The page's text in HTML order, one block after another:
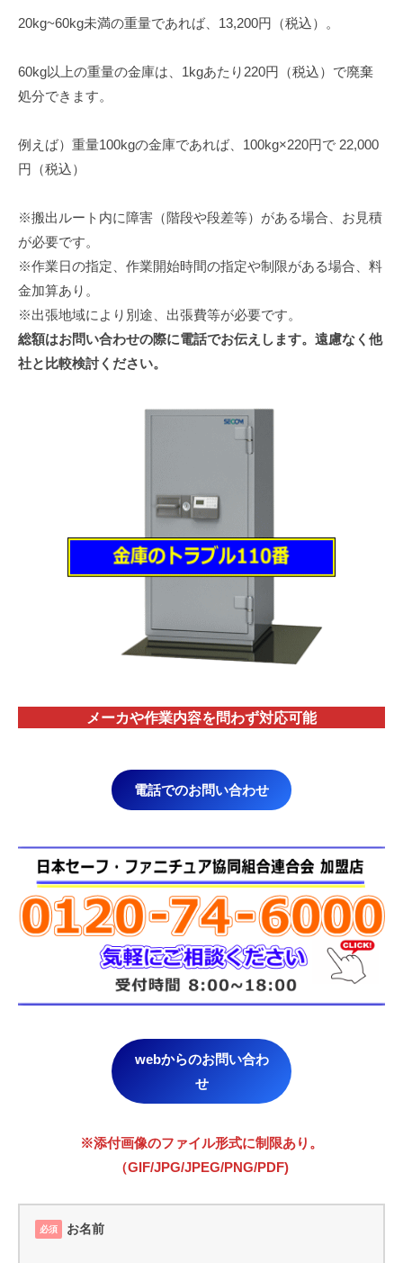
20kg~60kg未満の重量であれば、13,200円（税込）。
60kg以上の重量の金庫は、1kgあたり220円（税込）で廃棄
処分できます。
例えば）重量100kgの金庫であれば、100kg×220円で 22,000
円（税込）
※搬出ルート内に障害（階段や段差等）がある場合、お見積
が必要です。
※作業日の指定、作業開始時間の指定や制限がある場合、料
金加算あり。
※出張地域により別途、出張費等が必要です。
総額はお問い合わせの際に電話でお伝えします。遠慮なく他
社と比較検討ください。
メーカや作業内容を問わず対応可能
電話でのお問い合わせ
webからのお問い合わ
せ
※添付画像のファイル形式に制限あり。
（GIF/JPG/JPEG/PNG/PDF)
必須 お名前